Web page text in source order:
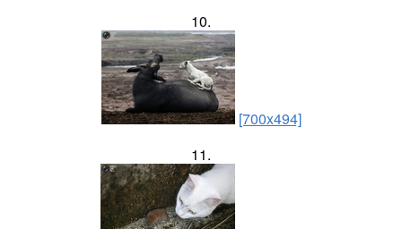
10.
[700x494]
11.